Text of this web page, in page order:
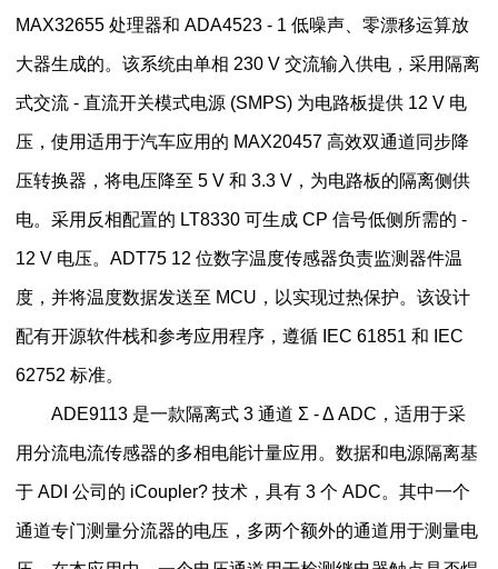
MAX32655 处理器和 ADA4523 - 1 低噪声、零漂移运算放
大器生成的。该系统由单相 230 V 交流输入供电，采用隔离
式交流 - 直流开关模式电源 (SMPS) 为电路板提供 12 V 电
压，使用适用于汽车应用的 MAX20457 高效双通道同步降
压转换器，将电压降至 5 V 和 3.3 V，为电路板的隔离侧供
电。采用反相配置的 LT8330 可生成 CP 信号低侧所需的 -
12 V 电压。ADT75 12 位数字温度传感器负责监测器件温
度，并将温度数据发送至 MCU，以实现过热保护。该设计
配有开源软件栈和参考应用程序，遵循 IEC 61851 和 IEC
62752 标准。
ADE9113 是一款隔离式 3 通道 Σ - Δ ADC，适用于采
用分流电流传感器的多相电能计量应用。数据和电源隔离基
于 ADI 公司的 iCoupler? 技术，具有 3 个 ADC。其中一个
通道专门测量分流器的电压，多两个额外的通道用于测量电